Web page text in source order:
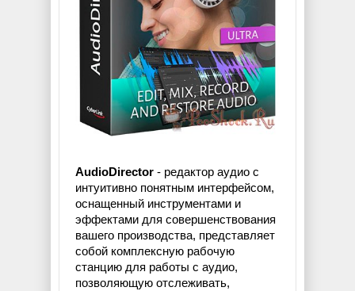
AudioDirector - редактор аудио с
интуитивно понятным интерфейсом,
оснащенный инструментами и
эффектами для совершенствования
вашего производства, представляет
собой комплексную рабочую
станцию для работы с аудио,
позволяющую отслеживать,